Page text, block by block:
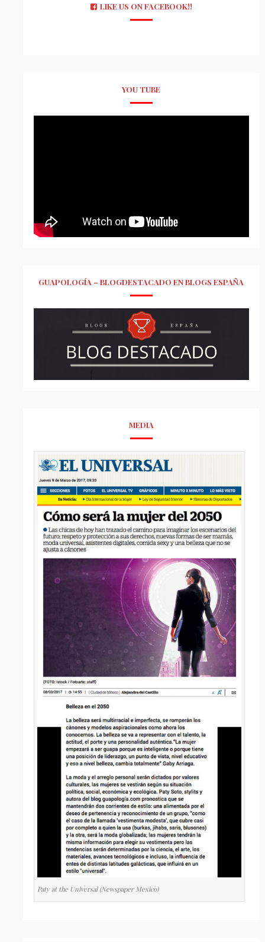
LIKE US ON FACEBOOK!!
YOU TUBE
GUAPOLOGÍA – BLOGDESTACADO EN BLOGS ESPAÑA
MEDIA
Paty at the Universal (Newspaper Mexico)